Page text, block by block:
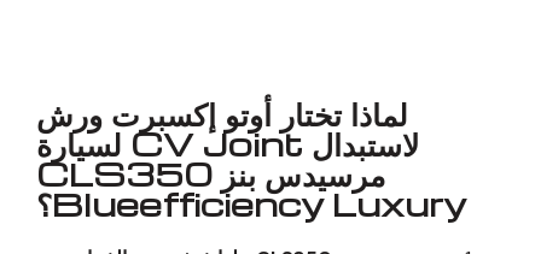
لماذا تختار أوتو إكسبرت ورش
لاستبدال CV Joint لسيارة
مرسيدس بنز CLS350
Blueefficiency Luxury؟